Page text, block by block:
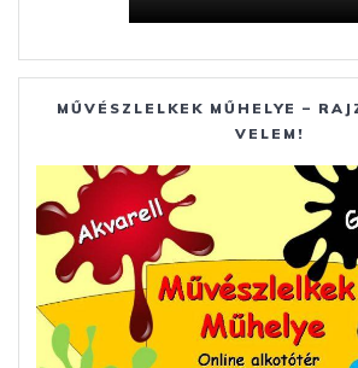
MŰVÉSZLELKEK MŰHELYE –
VELEM!